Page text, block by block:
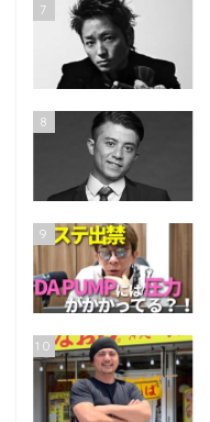
7
8
9
10